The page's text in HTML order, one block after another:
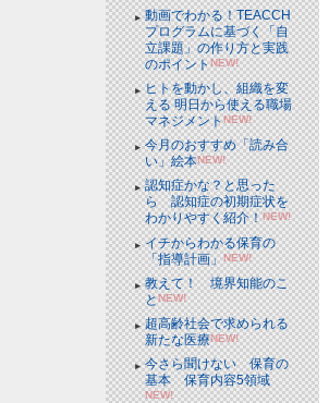
動画でわかる！TEACCH
プログラムに基づく「自
立課題」の作り方と実践
のポイントNEW!
ヒトを動かし、組織を変
える 明日から使える職場
マネジメントNEW!
今月のおすすめ「読み合
い」絵本NEW!
認知症かな？と思った
ら 認知症の初期症状を
わかりやすく紹介！NEW!
イチからわかる保育の
「指導計画」NEW!
教えて！ 境界知能のこ
とNEW!
超高齢社会で求められる
新たな医療NEW!
今さら聞けない 保育の
基本 保育内容5領域
NEW!